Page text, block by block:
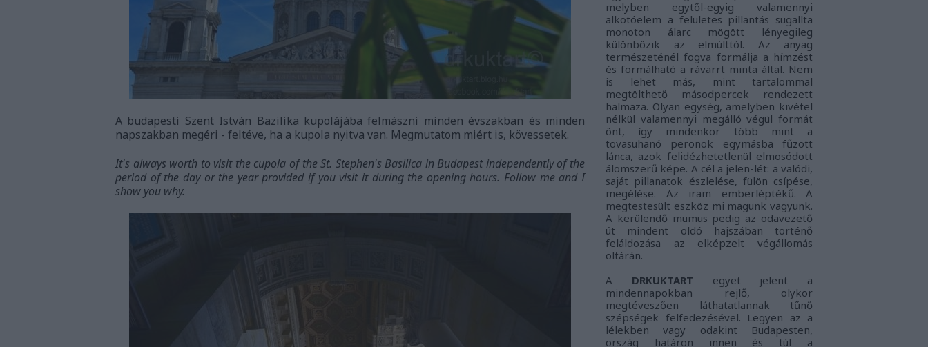
A budapesti Szent István Bazilika kupolájába felmászni minden évszakban és minden
napszakban megéri - feltéve, ha a kupola nyitva van. Megmutatom miért is, kövessetek.
It's always worth to visit the cupola of the St. Stephen's Basilica in Budapest independently of the
period of the day or the year provided if you visit it during the opening hours. Follow me and I
show you why.
melyben egytől-egyig valamennyi
alkotóelem a felületes pillantás sugallta
monoton álarc mögött lényegileg
különbözik az elmúlttól. Az anyag
természeténél fogva formálja a hímzést
és formálható a rávarrt minta által. Nem
is lehet más, mint tartalommal
megtölthető másodpercek rendezett
halmaza. Olyan egység, amelyben kivétel
nélkül valamennyi megálló végül formát
önt, így mindenkor több mint a
tovasuhanó peronok egymásba fűzött
lánca, azok felidézhetetlenül elmosódott
álomszerű képe. A cél a jelen-lét: a valódi,
saját pillanatok észlelése, fülön csípése,
megélése. Az iram emberléptékű. A
megtestesült eszköz mi magunk vagyunk.
A kerülendő mumus pedig az odavezető
út mindent oldó hajszában történő
feláldozása az elképzelt végállomás
oltárán.
A
DRKUKTART egyet jelent a
mindennapokban rejlő, olykor
megtéveszően láthatatlannak tűnő
szépségek felfedezésével. Legyen az a
lélekben vagy odakint Budapesten,
ország határon innen és túl a